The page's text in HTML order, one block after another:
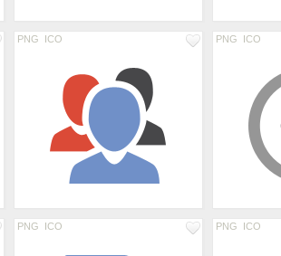
PNG ICO PNG ICO
PNG ICO PNG ICO